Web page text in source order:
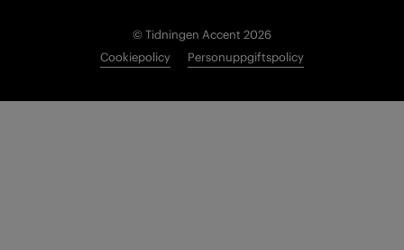
© Tidningen Accent 2026
Cookiepolicy
Personuppgiftspolicy